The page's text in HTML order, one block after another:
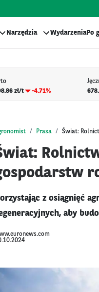
Narzędzia WydarzeniaPo
zł/t
-4.71%
Prasa Świat:
z osiągnięć
aby